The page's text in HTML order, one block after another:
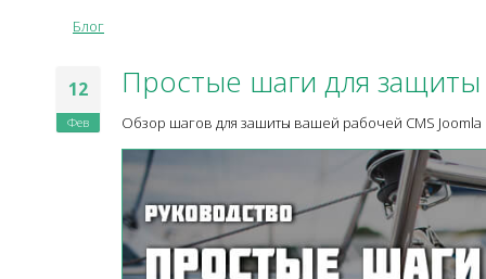
Блог
12
Фев
Простые шаги для защиты
Обзор шагов для зашиты вашей рабочей CMS Joomla